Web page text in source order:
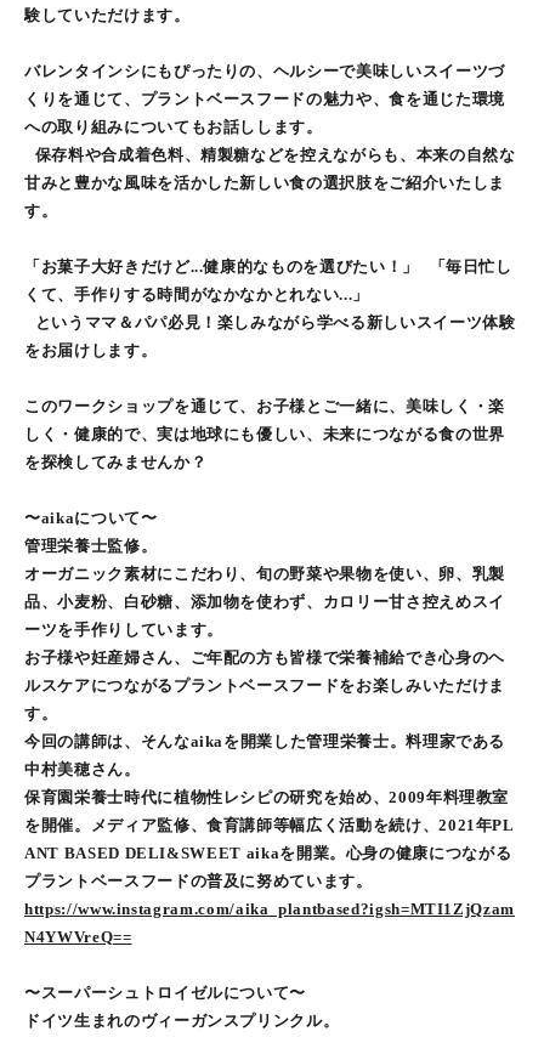
験していただけます。
バレンタインシにもぴったりの、ヘルシーで美味しいスイーツづ
くりを通じて、プラントベースフードの魅力や、食を通じた環境
への取り組みについてもお話しします。
保存料や合成着色料、精製糖などを控えながらも、本来の自然な
甘みと豊かな風味を活かした新しい食の選択肢をご紹介いたしま
す。
「お菓子大好きだけど...健康的なものを選びたい！」 「毎日忙し
くて、手作りする時間がなかなかとれない...」
というママ＆パパ必見！楽しみながら学べる新しいスイーツ体験
をお届けします。
このワークショップを通じて、お子様とご一緒に、美味しく・楽
しく・健康的で、実は地球にも優しい、未来につながる食の世界
を探検してみませんか？
〜aikaについて〜
管理栄養士監修。
オーガニック素材にこだわり、旬の野菜や果物を使い、卵、乳製
品、小麦粉、白砂糖、添加物を使わず、カロリー甘さ控えめスイ
ーツを手作りしています。
お子様や妊産婦さん、ご年配の方も皆様で栄養補給でき心身のヘ
ルスケアにつながるプラントベースフードをお楽しみいただけま
す。
今回の講師は、そんなaikaを開業した管理栄養士。料理家である
中村美穂さん。
保育園栄養士時代に植物性レシピの研究を始め、2009年料理教室
を開催。メディア監修、食育講師等幅広く活動を続け、2021年PL
ANT BASED DELI&SWEET aikaを開業。心身の健康につながる
プラントベースフードの普及に努めています。
https://www.instagram.com/aika_plantbased?igsh=MTI1ZjQzam
N4YWVreQ==
〜スーパーシュトロイゼルについて〜
ドイツ生まれのヴィーガンスプリンクル。